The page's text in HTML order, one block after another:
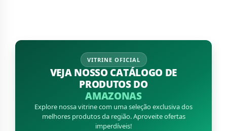
VITRINE OFICIAL
VEJA NOSSO CATÁLOGO DE
PRODUTOS DO
AMAZONAS
Explore nossa vitrine com uma seleção exclusiva dos
melhores produtos da região. Aproveite ofertas
imperdíveis!